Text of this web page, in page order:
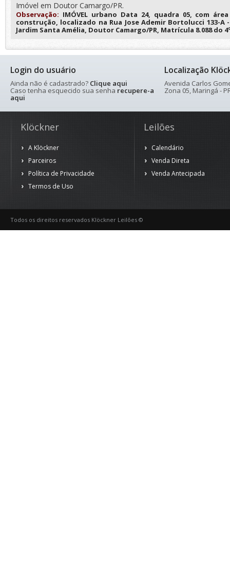
Imóvel em Doutor Camargo/PR.
Observação: IMÓVEL urbano Data 24, quadra 05, com área
construção, localizado na Rua Jose Ademir Bortolucci 133-A
Jardim Santa Amélia, Doutor Camargo/PR, Matrícula 8.088 do
Login do usuário
Ainda não é cadastrado? Clique aqui
Caso tenha esquecido sua senha recupere-a
aqui
Localização
Avenida Carlos
Zona 05, Maringá -
Klöckner
A Klöckner
Parceiros
Política de Privacidade
Termos de Uso
Leilões
Calendário
Venda Direta
Venda Antecipada
Todos os direitos reservados Klöckner Leilões ©